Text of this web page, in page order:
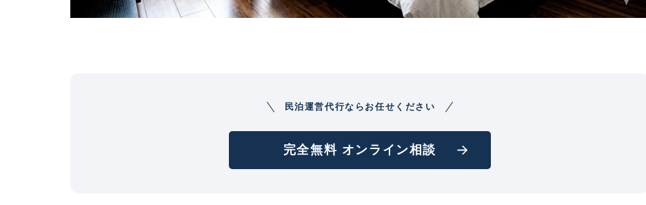
民泊運営代行ならお任せください
完全無料 オンライン相談